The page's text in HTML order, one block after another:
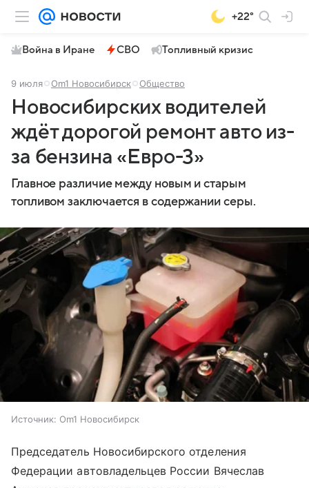
+22°
Война в Иране СВО Топливный кризис
9 июля Om1 Новосибирск Общество
Новосибирских водителей
ждёт дорогой ремонт авто из-
за бензина «Евро-3»
Главное различие между новым и старым
топливом заключается в содержании серы.
Источник: Om1 Новосибирск
Председатель Новосибирского отделения
Федерации автовладельцев России Вячеслав